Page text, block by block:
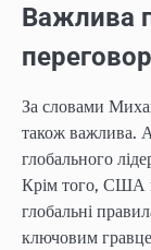
Важлива
За словами
також важлива.
глобального
Крім того, США
глобальні
ключовим